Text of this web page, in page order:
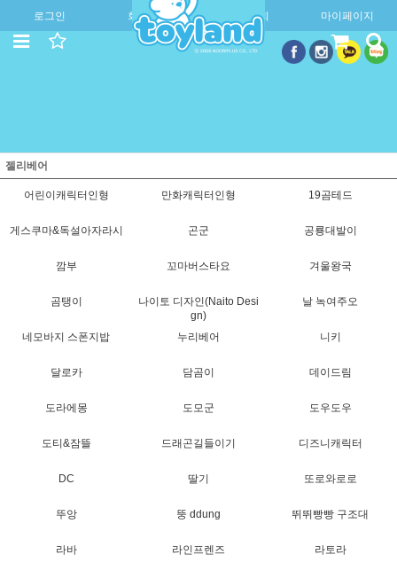
로그인 회원가입 주문조회 마이페이지
젤리베어
어린이캐릭터인형 만화캐릭터인형 19곰테드
게스쿠마&독설아자라시 곤군 공룡대발이
깜부 꼬마버스타요 겨울왕국
곰탱이
나이토 디자인(Naito Desi
gn)
날 녹여주오
네모바지 스폰지밥 누리베어 니키
달로카 담곰이 데이드림
도라에몽 도모군 도우도우
도티&잠뜰 드래곤길들이기 디즈니캐릭터
DC 딸기 또로와로로
뚜앙 뚱 ddung 뛰뛰빵빵 구조대
라바 라인프렌즈 라토라